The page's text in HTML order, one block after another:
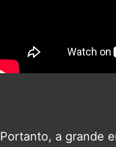
Portanto, a grande